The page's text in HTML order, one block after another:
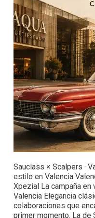
Sauclass × Scalpers ·
estilo en Valencia
Xpezial La campaña
Valencia Elegancia
colaboraciones que
primer momento. La de